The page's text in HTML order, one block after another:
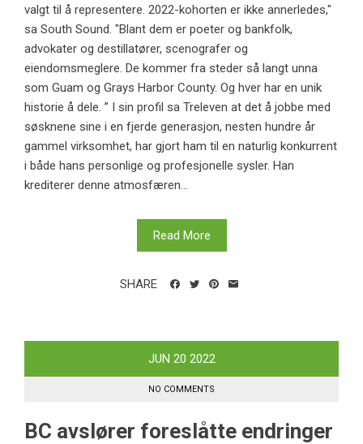
valgt til å representere. 2022-kohorten er ikke annerledes,"
sa South Sound. "Blant dem er poeter og bankfolk,
advokater og destillatører, scenografer og
eiendomsmeglere. De kommer fra steder så langt unna
som Guam og Grays Harbor County. Og hver har en unik
historie å dele. ” I sin profil sa Treleven at det å jobbe med
søsknene sine i en fjerde generasjon, nesten hundre år
gammel virksomhet, har gjort ham til en naturlig konkurrent
i både hans personlige og profesjonelle sysler. Han
krediterer denne atmosfæren...
Read More
SHARE
JUN 20 2022
NO COMMENTS
BC avslører foreslåtte endringer